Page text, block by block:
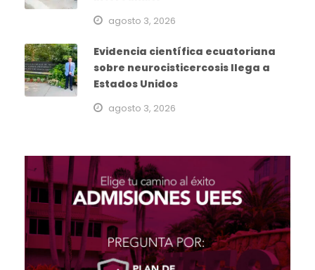
agosto 3, 2026
Evidencia científica ecuatoriana
sobre neurocisticercosis llega a
Estados Unidos
agosto 3, 2026